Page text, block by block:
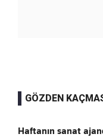
GÖZDEN
Haftanın sanat